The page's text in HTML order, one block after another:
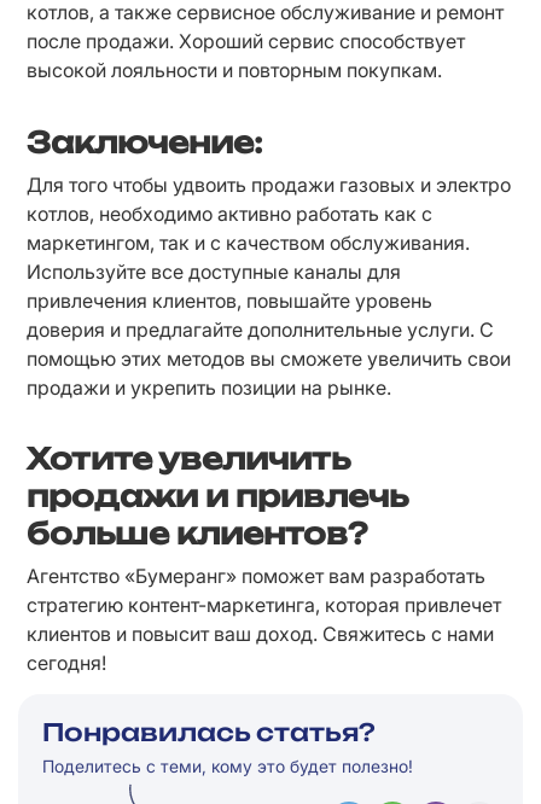
котлов, а также сервисное обслуживание и ремонт
после продажи. Хороший сервис способствует
высокой лояльности и повторным покупкам.
Заключение:
Для того чтобы удвоить продажи газовых и электро
котлов, необходимо активно работать как с
маркетингом, так и с качеством обслуживания.
Используйте все доступные каналы для
привлечения клиентов, повышайте уровень
доверия и предлагайте дополнительные услуги. С
помощью этих методов вы сможете увеличить свои
продажи и укрепить позиции на рынке.
Хотите увеличить
продажи и привлечь
больше клиентов?
Агентство «Бумеранг» поможет вам разработать
стратегию контент-маркетинга, которая привлечет
клиентов и повысит ваш доход. Свяжитесь с нами
сегодня!
Понравилась статья?
Поделитесь с теми, кому это будет полезно!